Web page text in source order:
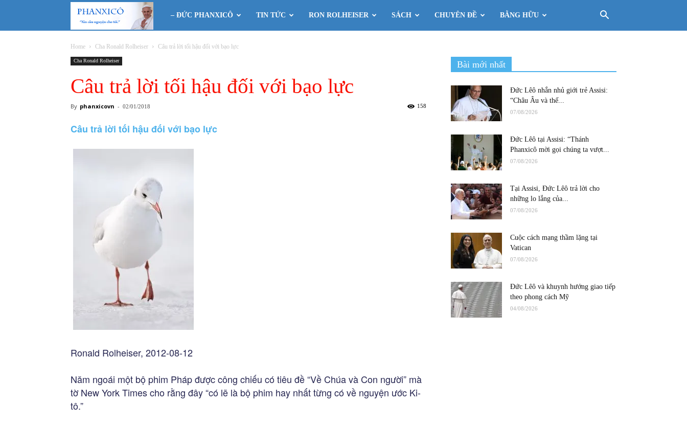
Phanxicô
– ĐỨC PHANXICÔ TIN TỨC RON ROLHEISER SÁCH CHUYÊN ĐỀ BẰNG HỮU
Home Cha Ronald Rolheiser Câu trả lời tối hậu đối với bạo lực
Cha Ronald Rolheiser
Câu trả lời tối hậu đối với bạo lực
By phanxicovn - 02/01/2018 158
Câu trả lời tối hậu đối với bạo lực
Ronald Rolheiser, 2012-08-12
Năm ngoái một bộ phim Pháp được công chiếu có tiêu đề “Về Chúa và Con người” mà
tờ New York Times cho rằng đây “có lẽ là bộ phim hay nhất từng có về nguyện ước Ki-
tô.”
Bài mới nhất
Đức Lêô nhắn nhủ giới trẻ Assisi:
“Châu Âu và thế...
07/08/2026
Đức Lêô tại Assisi: “Thánh
Phanxicô mời gọi chúng ta vượt...
07/08/2026
Tại Assisi, Đức Lêô trả lời cho
những lo lắng của...
07/08/2026
Cuộc cách mạng thầm lặng tại
Vatican
07/08/2026
Đức Lêô và khuynh hướng giao tiếp
theo phong cách Mỹ
04/08/2026